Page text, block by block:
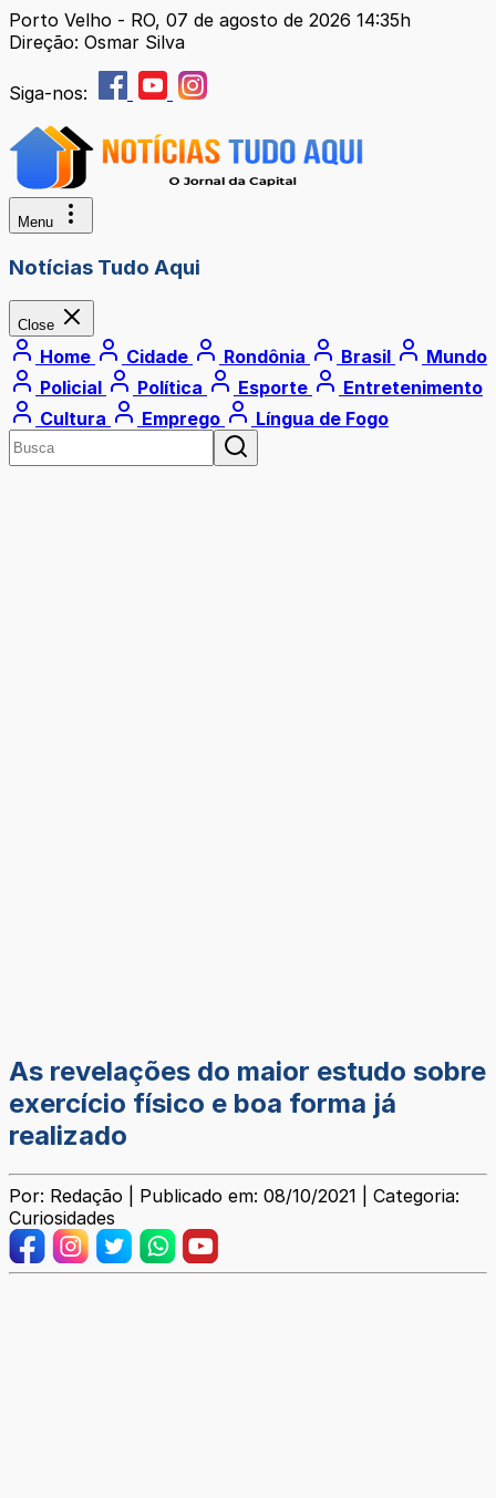
Porto Velho - RO, 07 de agosto de 2026 14:35h
Direção: Osmar Silva
Siga-nos:
Menu
Notícias Tudo Aqui
Close
Home Cidade Rondônia Brasil
Mundo
Policial
Política Esporte
Entretenimento
Cultura
Emprego Língua de Fogo
As revelações do maior estudo sobre
exercício físico e boa forma já
realizado
Por: Redação | Publicado em: 08/10/2021 | Categoria:
Curiosidades